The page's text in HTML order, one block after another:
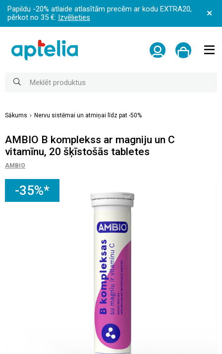
Papildu -20% atlaide atlasītām precēm ar kodu EXTRA20,
pērkot no 35 €: Izvēlieties
Sākums Nervu sistēmai un atmiņai līdz pat -50%
AMBIO B komplekss ar magniju un C
vitamīnu, 20 šķīstošās tabletes
AMBIO
-35%*